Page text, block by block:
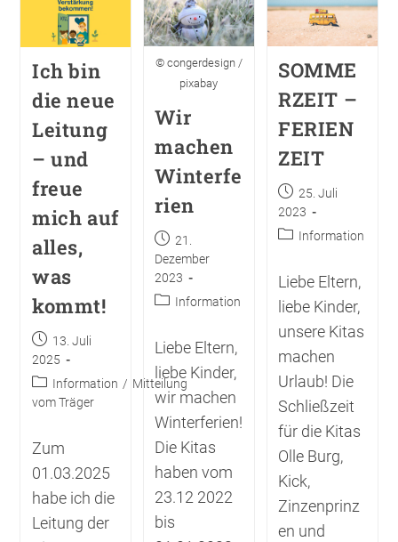
Ich bin
die neue
Leitung
– und
freue
mich auf
alles,
was
kommt!
13. Juli
2025
Information / Mitteilung
vom Träger
Zum
01.03.2025
habe ich die
Leitung der
© congerdesign /
pixabay
Wir
machen
Winterfe
rien
21.
Dezember
2023
Information
Liebe Eltern,
liebe Kinder,
wir machen
Winterferien!
Die Kitas
haben vom
23.12 2022
bis
SOMME
RZEIT –
FERIEN
ZEIT
25. Juli
2023
Information
Liebe Eltern,
liebe Kinder,
unsere Kitas
machen
Urlaub! Die
Schließzeit
für die Kitas
Olle Burg,
Kick,
Zinzenprinz
en und